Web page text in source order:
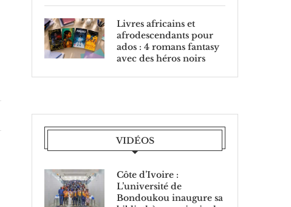
Livres africains et
afrodescendants pour
ados : 4 romans fantasy
avec des héros noirs
VIDÉOS
Côte d’Ivoire :
L’université de
Bondoukou inaugure sa